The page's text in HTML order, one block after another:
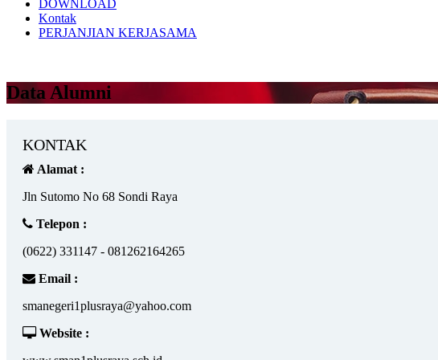
DOWNLOAD
Kontak
PERJANJIAN KERJASAMA
Data Alumni
KONTAK
Alamat :
Jln Sutomo No 68 Sondi Raya
Telepon :
(0622) 331147 - 081262164265
Email :
smanegeri1plusraya@yahoo.com
Website :